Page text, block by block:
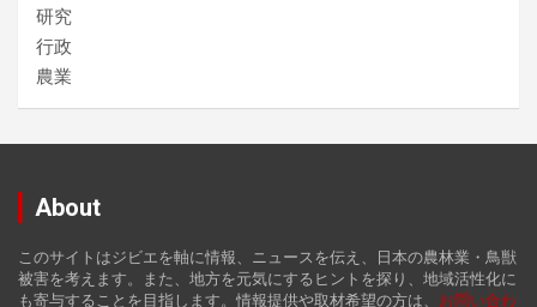
研究
行政
農業
About
このサイトはジビエを軸に情報、ニュースを伝え、日本の農林業・鳥獣
被害を考えます。また、地方を元気にするヒントを探り、地域活性化に
も寄与することを目指します。情報提供や取材希望の方は、 お問い合わ